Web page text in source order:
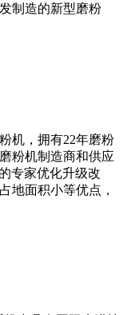
制造的新型磨粉
机，拥有22年磨粉
粉机制造商和供应
专家优化升级改
地面积小等优点，